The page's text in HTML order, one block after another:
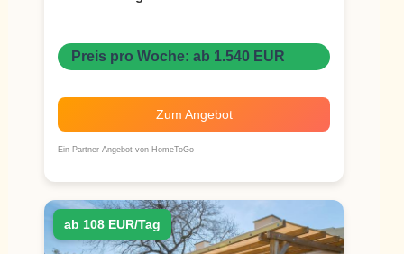
Preis pro Woche: ab 1.540 EUR
Zum Angebot
Ein Partner-Angebot von HomeToGo
ab 108 EUR/Tag